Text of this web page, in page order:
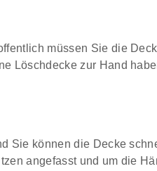
müssen Sie die
Löschdecke zur Hand
Sie können die Decke
angefasst und um die